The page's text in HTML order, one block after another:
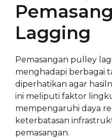
Lagging
Pemasangan pulley
menghadapi berbagai
diperhatikan agar
ini meliputi faktor
mempengaruhi daya
keterbatasan
pemasangan.